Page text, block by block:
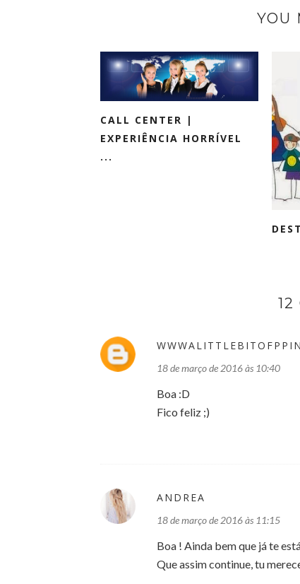
YOU
CALL CENTER |
EXPERIÊNCIA HORRÍVEL
...
12
18 de março de 2016 às 10:40
Boa :D
Fico feliz ;)
ANDREA
18 de março de 2016 às 11:15
Boa ! Ainda bem que já te
Que assim continue, tu